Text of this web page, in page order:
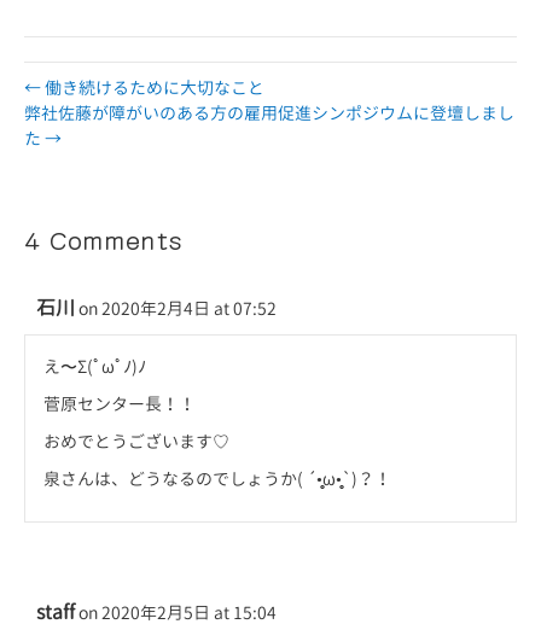
← 働き続けるために大切なこと
弊社佐藤が障がいのある方の雇用促進シンポジウムに登壇しまし
た →
4 Comments
石川 on 2020年2月4日 at 07:52
え〜Σ(ﾟωﾟﾉ)ﾉ
菅原センター長！！
おめでとうございます♡
泉さんは、どうなるのでしょうか( ´•̥̥̥ω•̥̥̥`)？！
staffon 2020年2月5日 at 15:04